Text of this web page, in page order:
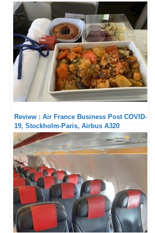
Review : Air France Business Post COVID-
19, Stockholm-Paris, Airbus A320